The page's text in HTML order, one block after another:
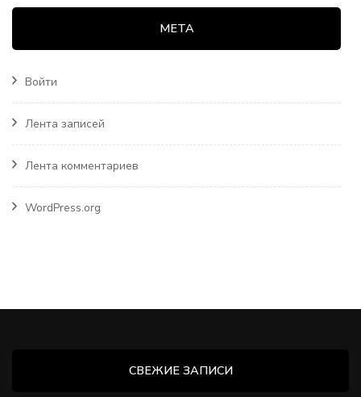
МЕТА
Войти
Лента записей
Лента комментариев
WordPress.org
СВЕЖИЕ ЗАПИСИ